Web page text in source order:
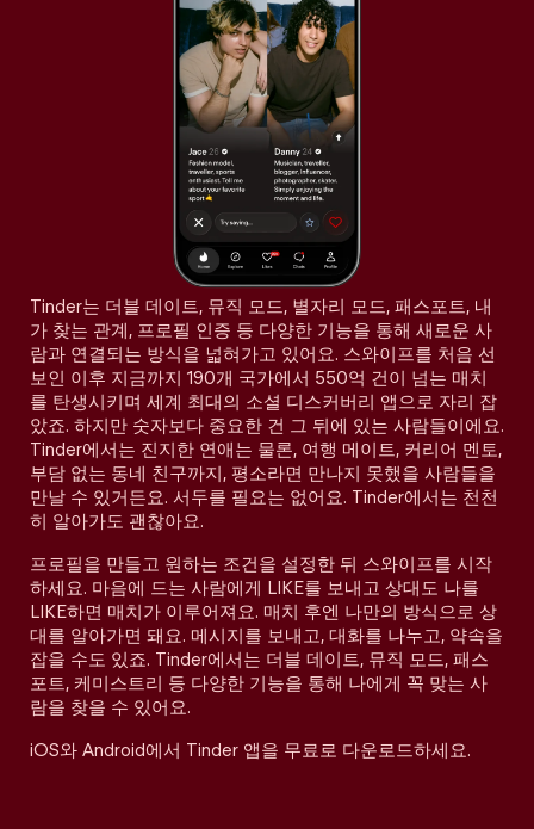
Tinder는 더블 데이트, 뮤직 모드, 별자리 모드, 패스포트, 내
가 찾는 관계, 프로필 인증 등 다양한 기능을 통해 새로운 사
람과 연결되는 방식을 넓혀가고 있어요. 스와이프를 처음 선
보인 이후 지금까지 190개 국가에서 550억 건이 넘는 매치
를 탄생시키며 세계 최대의 소셜 디스커버리 앱으로 자리 잡
았죠. 하지만 숫자보다 중요한 건 그 뒤에 있는 사람들이에요.
Tinder에서는 진지한 연애는 물론, 여행 메이트, 커리어 멘토,
부담 없는 동네 친구까지, 평소라면 만나지 못했을 사람들을
만날 수 있거든요. 서두를 필요는 없어요. Tinder에서는 천천
히 알아가도 괜찮아요.
프로필을 만들고 원하는 조건을 설정한 뒤 스와이프를 시작
하세요. 마음에 드는 사람에게 LIKE를 보내고 상대도 나를
LIKE하면 매치가 이루어져요. 매치 후엔 나만의 방식으로 상
대를 알아가면 돼요. 메시지를 보내고, 대화를 나누고, 약속을
잡을 수도 있죠. Tinder에서는 더블 데이트, 뮤직 모드, 패스
포트, 케미스트리 등 다양한 기능을 통해 나에게 꼭 맞는 사
람을 찾을 수 있어요.
iOS와 Android에서 Tinder 앱을 무료로 다운로드하세요.